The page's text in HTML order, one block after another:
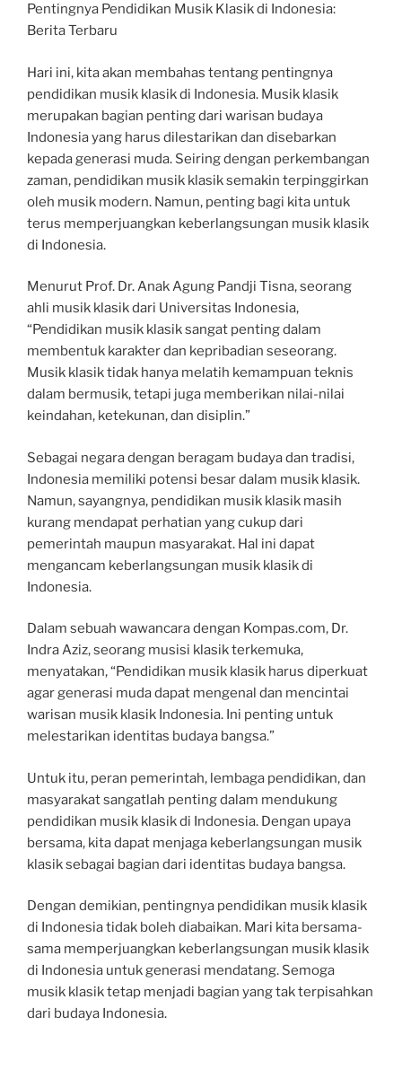
Pentingnya Pendidikan Musik Klasik di Indonesia:
Berita Terbaru
Hari ini, kita akan membahas tentang pentingnya
pendidikan musik klasik di Indonesia. Musik klasik
merupakan bagian penting dari warisan budaya
Indonesia yang harus dilestarikan dan disebarkan
kepada generasi muda. Seiring dengan perkembangan
zaman, pendidikan musik klasik semakin terpinggirkan
oleh musik modern. Namun, penting bagi kita untuk
terus memperjuangkan keberlangsungan musik klasik
di Indonesia.
Menurut Prof. Dr. Anak Agung Pandji Tisna, seorang
ahli musik klasik dari Universitas Indonesia,
“Pendidikan musik klasik sangat penting dalam
membentuk karakter dan kepribadian seseorang.
Musik klasik tidak hanya melatih kemampuan teknis
dalam bermusik, tetapi juga memberikan nilai-nilai
keindahan, ketekunan, dan disiplin.”
Sebagai negara dengan beragam budaya dan tradisi,
Indonesia memiliki potensi besar dalam musik klasik.
Namun, sayangnya, pendidikan musik klasik masih
kurang mendapat perhatian yang cukup dari
pemerintah maupun masyarakat. Hal ini dapat
mengancam keberlangsungan musik klasik di
Indonesia.
Dalam sebuah wawancara dengan Kompas.com, Dr.
Indra Aziz, seorang musisi klasik terkemuka,
menyatakan, “Pendidikan musik klasik harus diperkuat
agar generasi muda dapat mengenal dan mencintai
warisan musik klasik Indonesia. Ini penting untuk
melestarikan identitas budaya bangsa.”
Untuk itu, peran pemerintah, lembaga pendidikan, dan
masyarakat sangatlah penting dalam mendukung
pendidikan musik klasik di Indonesia. Dengan upaya
bersama, kita dapat menjaga keberlangsungan musik
klasik sebagai bagian dari identitas budaya bangsa.
Dengan demikian, pentingnya pendidikan musik klasik
di Indonesia tidak boleh diabaikan. Mari kita bersama-
sama memperjuangkan keberlangsungan musik klasik
di Indonesia untuk generasi mendatang. Semoga
musik klasik tetap menjadi bagian yang tak terpisahkan
dari budaya Indonesia.